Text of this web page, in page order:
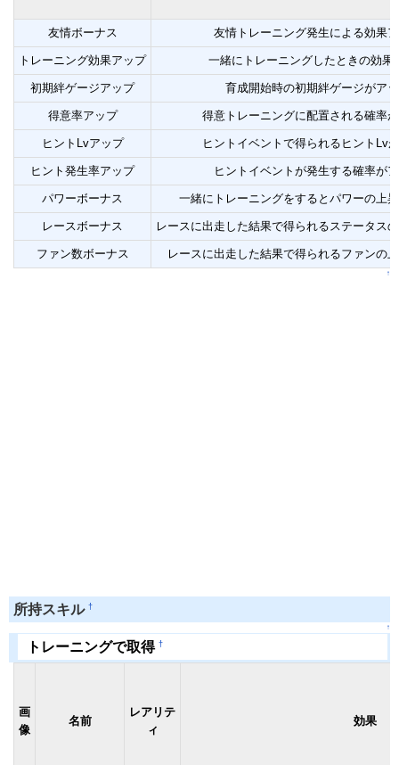
友情ボーナス 友情トレーニング発生による効果
トレーニング効果アップ 一緒にトレーニングしたときの効果
初期絆ゲージアップ 育成開始時の初期絆ゲージがア
得意率アップ 得意トレーニングに配置される確率
ヒントLvアップ ヒントイベントで得られるヒントLv
ヒント発生率アップ ヒントイベントが発生する確率が
パワーボーナス 一緒にトレーニングをするとパワーの上
レースボーナス レースに出走した結果で得られるステータス
ファン数ボーナス レースに出走した結果で得られるファンの
↑
所持スキル †
↑
トレーニングで取得 †
画
像
名前
レアリテ
ィ
効果